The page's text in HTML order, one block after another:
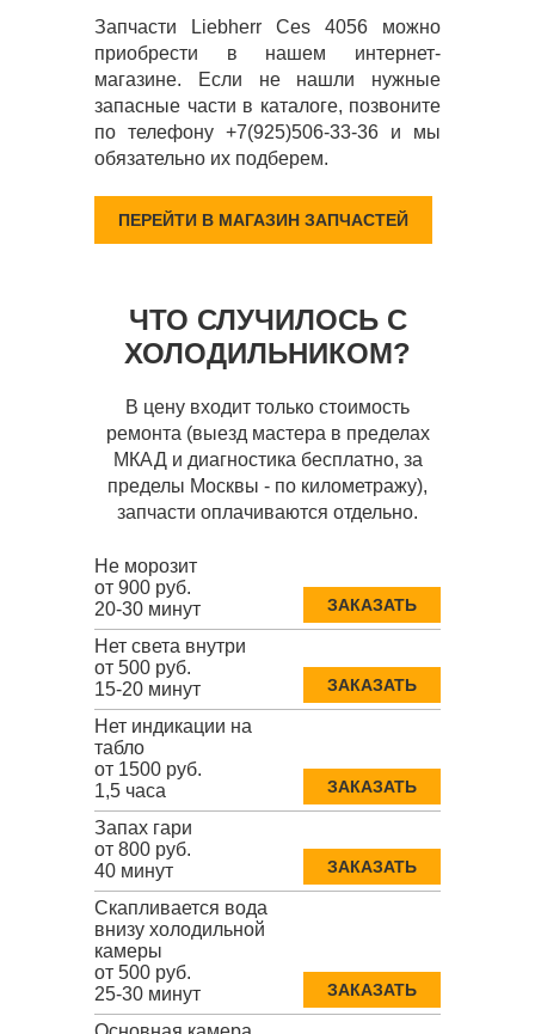
Запчасти Liebherr Ces 4056 можно
приобрести в нашем интернет-
магазине. Если не нашли нужные
запасные части в каталоге, позвоните
по телефону +7(925)506-33-36 и мы
обязательно их подберем.
ПЕРЕЙТИ В МАГАЗИН ЗАПЧАСТЕЙ
ЧТО СЛУЧИЛОСЬ С
ХОЛОДИЛЬНИКОМ?
В цену входит только стоимость
ремонта (выезд мастера в пределах
МКАД и диагностика бесплатно, за
пределы Москвы - по километражу),
запчасти оплачиваются отдельно.
Не морозит
от 900 руб.
20-30 минут
ЗАКАЗАТЬ
Нет света внутри
от 500 руб.
15-20 минут
ЗАКАЗАТЬ
Нет индикации на
табло
от 1500 руб.
1,5 часа
ЗАКАЗАТЬ
Запах гари
от 800 руб.
40 минут
ЗАКАЗАТЬ
Скапливается вода
внизу холодильной
камеры
от 500 руб.
25-30 минут
ЗАКАЗАТЬ